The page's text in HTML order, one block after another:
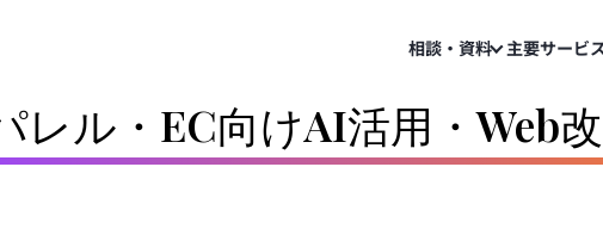
相談・資料 主要サービ
レル・EC向けAI活用・Web